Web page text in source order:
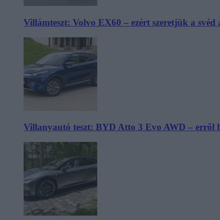
Villámteszt: Volvo EX60 – ezért szeretjük a svéd
Villanyautó teszt: BYD Atto 3 Evo AWD – erről